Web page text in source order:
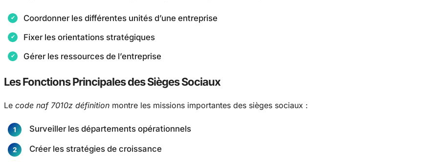
Coordonner les différentes unités d’une entreprise
Fixer les orientations stratégiques
Gérer les ressources de l’entreprise
Les Fonctions Principales des Sièges Sociaux
Le code naf 7010z définition montre les missions importantes des sièges sociaux :
Surveiller les départements opérationnels
Créer les stratégies de croissance